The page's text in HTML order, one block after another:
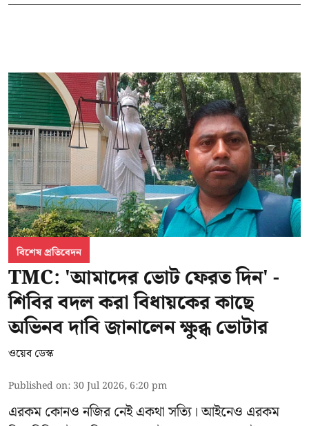
বিশেষ প্রতিবেদন
TMC: 'আমাদের ভোট ফেরত দিন' -
শিবির বদল করা বিধায়কের কাছে
অভিনব দাবি জানালেন ক্ষুব্ধ ভোটার
ওয়েব ডেস্ক
Published on: 30 Jul 2026, 6:20 pm
এরকম কোনও নজির নেই একথা সত্যি। আইনেও এরকম